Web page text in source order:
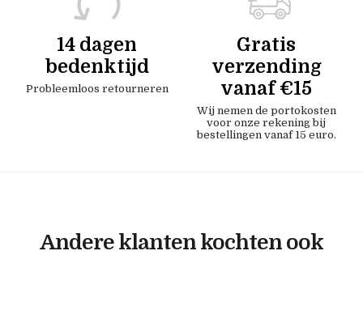
14 dagen
bedenktijd
Probleemloos retourneren
Gratis
verzending
vanaf €15
Wij nemen de portokosten
voor onze rekening bij
bestellingen vanaf 15 euro.
Andere klanten kochten ook